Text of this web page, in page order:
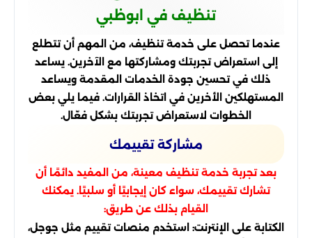
تنظيف في ابوظبي
عندما تحصل على خدمة تنظيف، من المهم أن تتطلع
إلى استعراض تجربتك ومشاركتها مع الآخرين. يساعد
ذلك في تحسين جودة الخدمات المقدمة ويساعد
المستهلكين الأخرين في اتخاذ القرارات. فيما يلي بعض
الخطوات لاستعراض تجربتك بشكل فعّال.
مشاركة تقييمك
بعد تجربة خدمة تنظيف معينة، من المفيد دائمًا أن
تشارك تقييمك، سواء كان إيجابيًا أو سلبيًا. يمكنك
القيام بذلك عن طريق:
الكتابة على الإنترنت: استخدم منصات تقييم مثل جوجل،